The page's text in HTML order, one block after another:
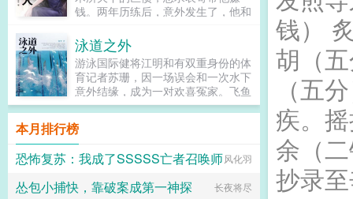
钱）
胡（
（五
疾。
余（
抄录
着，她农家出身，珍惜一米一粟，最
不行。后来，许芳菲夫君暴毙，被接
入周家。庄素知道，自己的好日子过
到头了。此时，公子哥却收敛了自己
怠慢的神色，认认真真地瞧着她，问
庄素，要不要随孤回京城。就算父皇
真的把江山传位于孤，孤也要分你一
半。...
朝元，获得老天师修为！滚你X的！
叫我杀妻证道？楚歌怒了。他选择迎
蛇而上！！！...
钱。两年历练后，意外发生了，他和
错综复杂的夜场里，人心隔着肚皮，
谁真心，谁虚伪，谁是朋友，谁是背
后捅刀子的人，不到最后一刻都难见
分晓。张亮开始逆袭，拉开了惊险动
荡和强势崛起的人生序幕！...
泳道之外
游泳国际健将江明和有双重身份的体
育记者苏珊，因一场误会和一次水下
意外结缘，成为一对欢喜冤家。飞鱼
江明意在世界冠军，隐瞒家世，专注
训练比赛，高冷低调飞鸟苏珊追求真
相，自由奔放，却是遇水就怂的旱鸭
子。二人在时代浪潮中携手逐梦，情
愫渐浓也在训练比赛和生活中共同进
泳道之外的争斗越演越烈，飞鸟和鱼
本月排行榜
恐怖复苏：我成了SSSSS亡者召唤师风化羽
怂包小捕快，靠破案成第一神探 长夜将尽